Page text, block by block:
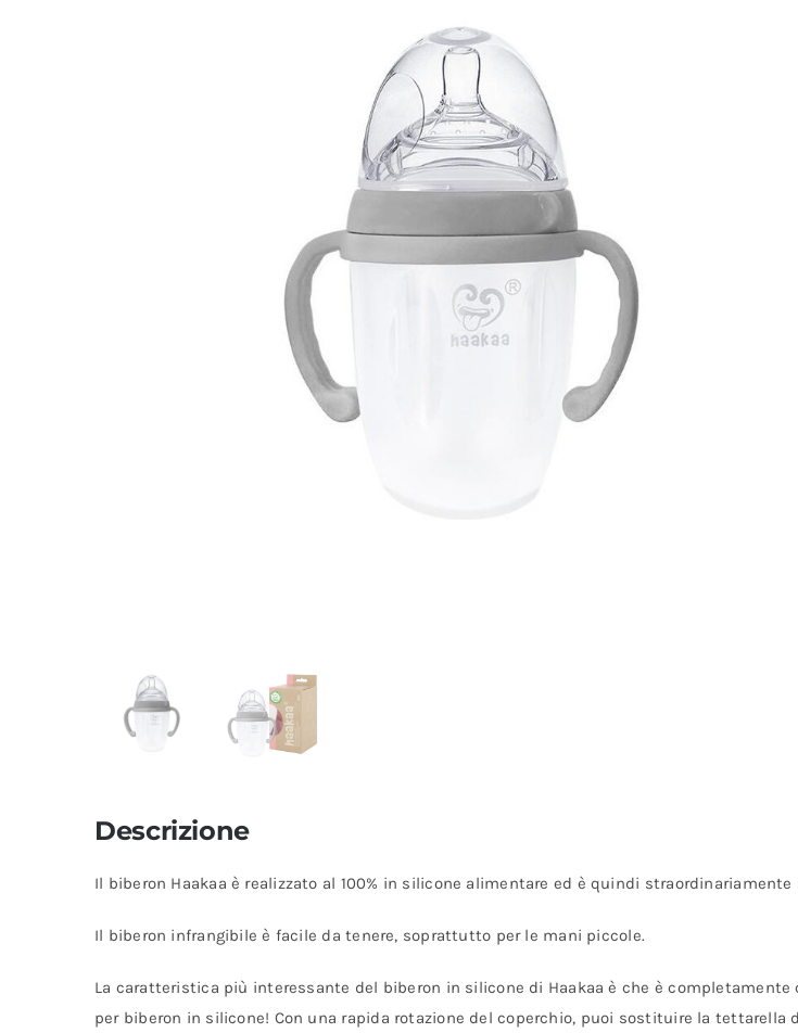
Descrizione
Il biberon Haakaa è realizzato al 100% in silicone alimentare ed è quindi
Il biberon infrangibile è facile da tenere, soprattutto per le mani piccole.
La caratteristica più interessante del biberon in silicone di Haakaa è che è
per biberon in silicone! Con una rapida rotazione del coperchio, puoi sostituire la